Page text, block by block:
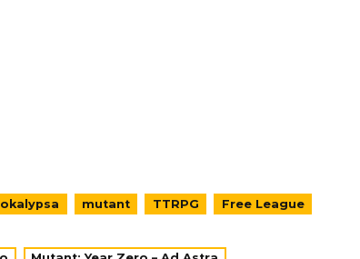
mutant TTRPG Free League